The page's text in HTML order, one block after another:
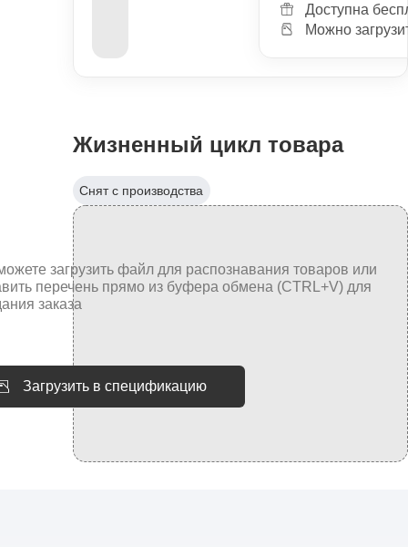
Доступна
Можно
Жизненный цикл товара
Снят с производства
Загрузить в спецификацию